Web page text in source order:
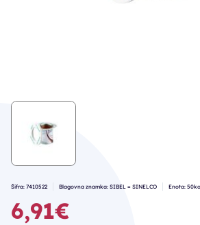
Šifra: 7410522 Blagovna znamka: SIBEL = SINELCO Enota:
6,91€